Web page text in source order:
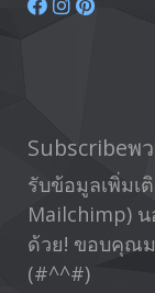
Subscribeพว
รับข้อมูลเพิ่มเ
Mailchimp)
ด้วย! ขอบคุณ
(#^^#)